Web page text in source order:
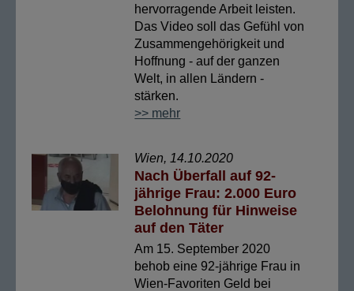
hervorragende Arbeit leisten.
Das Video soll das Gefühl von
Zusammengehörigkeit und
Hoffnung - auf der ganzen
Welt, in allen Ländern -
stärken.
>> mehr
Wien, 14.10.2020
Nach Überfall auf 92-
jährige Frau: 2.000 Euro
Belohnung für Hinweise
auf den Täter
Am 15. September 2020
behob eine 92-jährige Frau in
Wien-Favoriten Geld bei